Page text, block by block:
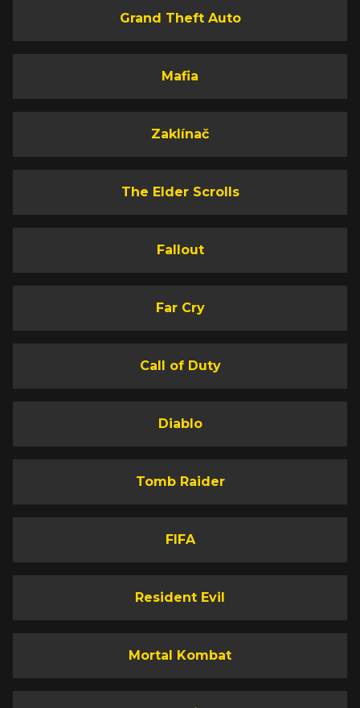
Grand Theft Auto
Mafia
Zaklínač
The Elder Scrolls
Fallout
Far Cry
Call of Duty
Diablo
Tomb Raider
FIFA
Resident Evil
Mortal Kombat